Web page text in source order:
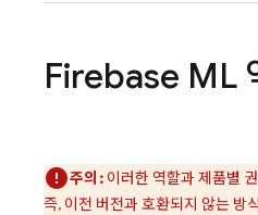
Firebase ML
주의:이러한 역할과 제품별
즉, 이전 버전과 호환되지 않는 방